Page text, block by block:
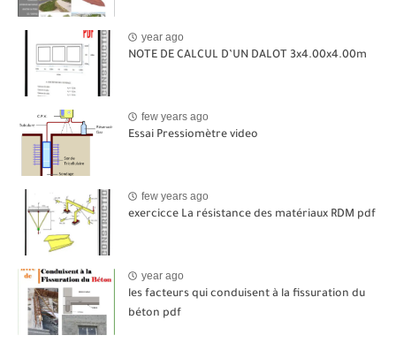
year ago
NOTE DE CALCUL D’UN DALOT 3x4.00x4.00m
few years ago
Essai Pressiomètre video
few years ago
exercicce La résistance des matériaux RDM pdf
year ago
les facteurs qui conduisent à la fissuration du
béton pdf